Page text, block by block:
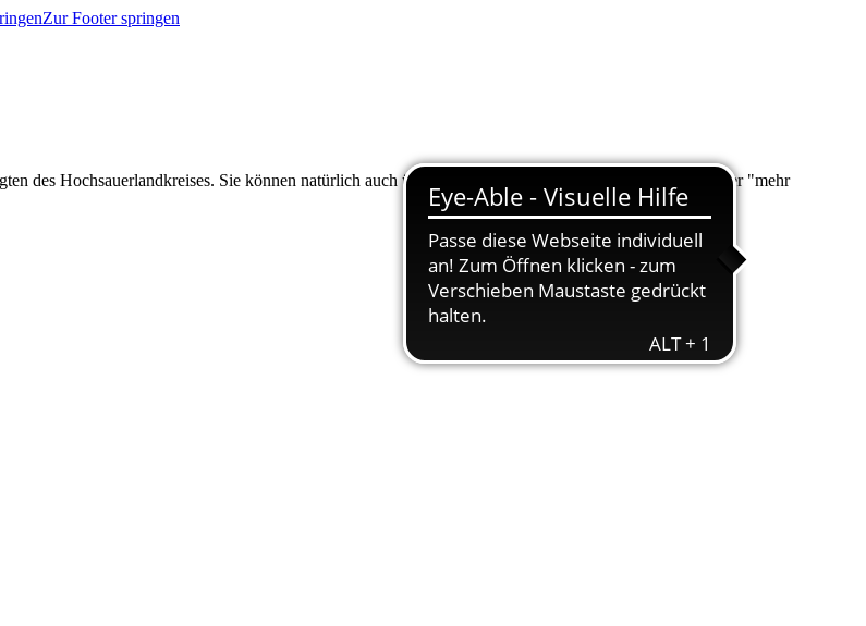
Zur Footer springen
des Hochsauerlandkreises. Sie können natürlich auch über "Suche" nach Ihrem Anliegen suchen. Unter "mehr